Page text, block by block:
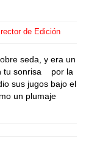
de Edición
seda, y era un
tu sonrisa por la
sus jugos bajo el
un plumaje